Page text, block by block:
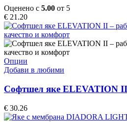
The
options
may
be
chosen
on
product
page
Оценено с 5.00 от 5
€ 21.20
Опции
product
multiple
variants.
options
Добави в любими
Софтшел яке ELEVATION II
€ 30.26